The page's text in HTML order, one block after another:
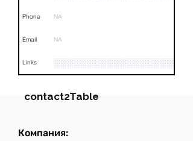
Phone NA
Email NA
Links
contact2Table
Field
Компания: